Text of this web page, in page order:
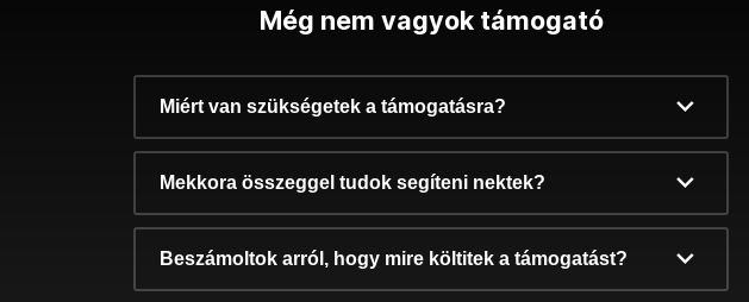
Még nem vagyok támogató
Miért van szükségetek a támogatásra?
Mekkora összeggel tudok segíteni nektek?
Beszámoltok arról, hogy mire költitek a támogatást?